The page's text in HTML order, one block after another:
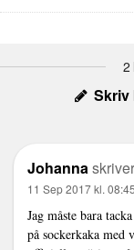
2
Skriv
Johanna
11 Sep 2017 kl. 08:45
Jag måste bara
på sockerkaka